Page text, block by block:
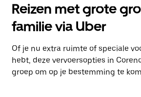
Reizen met grote
familie via Uber
Of je nu extra ruimte of speciale
hebt, deze vervoersopties in
groep om op je bestemming te